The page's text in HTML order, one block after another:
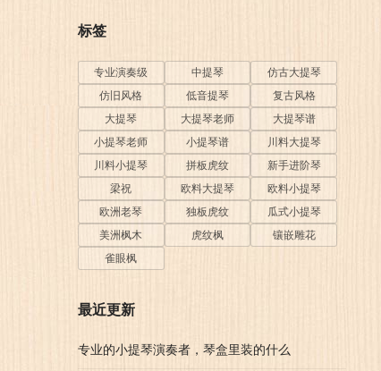
标签
专业演奏级 中提琴
仿古大提琴
仿旧风格
低音提琴
复古风格
大提琴
大提琴老师
大提琴谱
小提琴老师
小提琴谱
川料大提琴
川料小提琴
拼板虎纹
新手进阶琴
梁祝
欧料大提琴
欧料小提琴
欧洲老琴
独板虎纹
瓜式小提琴
美洲枫木
虎纹枫
镶嵌雕花
雀眼枫
最近更新
专业的小提琴演奏者，琴盒里装的什么